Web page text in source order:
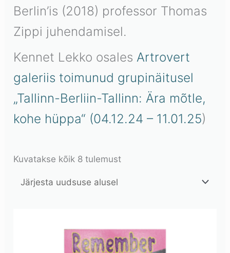
Berlin’is (2018) professor Thomas
Zippi juhendamisel.
Kennet Lekko osales Artrovert
galeriis toimunud grupinäitusel
„Tallinn-Berliin-Tallinn: Ära mõtle,
kohe hüppa“ (04.12.24 – 11.01.25)
Kuvatakse kõik 8 tulemust